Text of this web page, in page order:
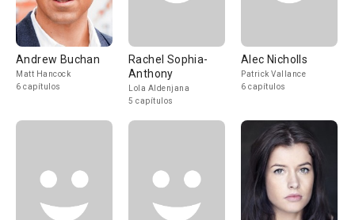
Andrew Buchan
Matt Hancock
6 capítulos
Rachel Sophia-
Anthony
Lola Aldenjana
5 capítulos
Alec Nicholls
Patrick Vallance
6 capítulos